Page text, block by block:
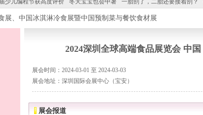
少儿编程节获高度评价 冬天宝宝也会中暑 一胎剖了，二胎还要接着剖？
产品比较特殊。”
妇幼广场 免租了！
2024深圳全球高端食品展览会 中国
展会时间：2024-03-01 至 2024-03-03
展会地址：深圳国际会展中心（宝安）
展会报道